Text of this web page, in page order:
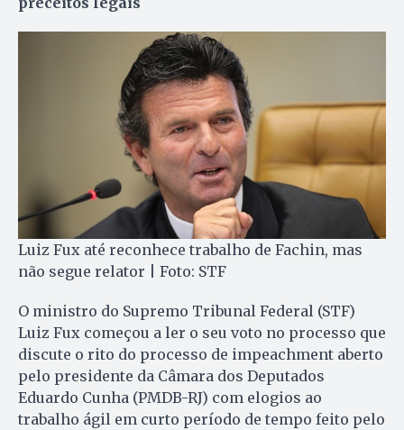
Luiz Fux até reconhece trabalho de Fachin, mas
não segue relator | Foto: STF
O ministro do Supremo Tribunal Federal (STF)
Luiz Fux começou a ler o seu voto no processo que
discute o rito do processo de impeachment aberto
pelo presidente da Câmara dos Deputados
Eduardo Cunha (PMDB-RJ) com elogios ao
trabalho ágil em curto período de tempo feito pelo